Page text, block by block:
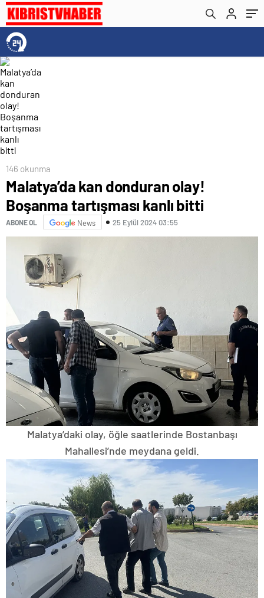
146 okunma
Malatya’da kan donduran olay!
Boşanma tartışması kanlı bitti
ABONE OL News 25 Eylül 2024 03:55
Malatya’daki olay, öğle saatlerinde Bostanbaşı
Mahallesi’nde meydana geldi.